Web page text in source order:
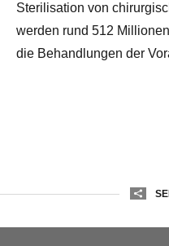
Sterilisation von
werden rund 512
die Behandlungen der